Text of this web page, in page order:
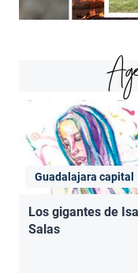
Guadalajara capital
Los gigantes de
Salas